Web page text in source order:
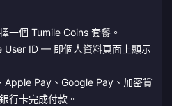
一個 Tumile Coins 套餐。
User ID — 即個人資料頁面上顯示
Pay、Google Pay、加密貨
行卡完成付款。